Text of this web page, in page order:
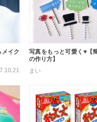
メイク
写真をもっと可愛く♥【
の作り方】
まい